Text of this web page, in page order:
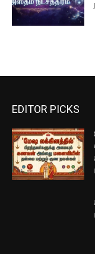
EDITOR PICKS